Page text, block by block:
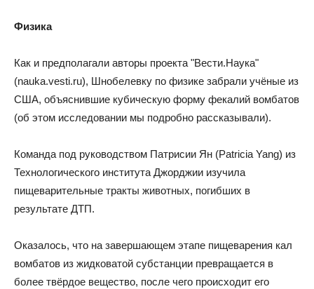
Физика
Как и предполагали авторы проекта "Вести.Наука"
(nauka.vesti.ru), Шнобелевку по физике забрали учёные из
США, объяснившие кубическую форму фекалий вомбатов
(об этом исследовании мы подробно рассказывали).
Команда под руководством Патрисии Ян (Patricia Yang) из
Технологического института Джорджии изучила
пищеварительные тракты животных, погибших в
результате ДТП.
Оказалось, что на завершающем этапе пищеварения кал
вомбатов из жидковатой субстанции превращается в
более твёрдое вещество, после чего происходит его